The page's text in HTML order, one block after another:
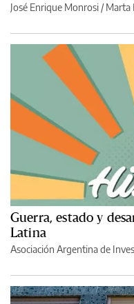
José Enrique Monrosi / Marta
Guerra, estado y
Latina
Asociación Argentina de